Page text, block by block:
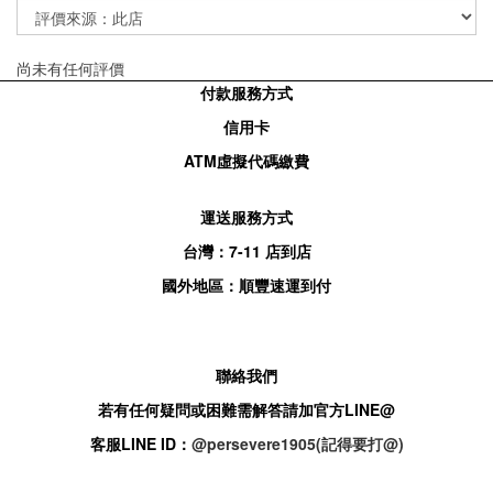
尚未有任何評價
付款服務方式
信用卡
ATM虛擬代碼繳費
運送服務方式
台灣： 7-11 店到店
國外地區：順豐速運到付
聯絡我們
若有任何疑問或困難需解答請加官方LINE@
客服LINE ID： @persevere1905(記得要打@)